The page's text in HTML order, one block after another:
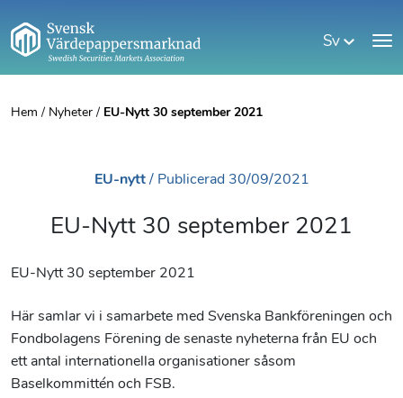
Sv
Hem / Nyheter / EU-Nytt 30 september 2021
EU-nytt / Publicerad 30/09/2021
EU-Nytt 30 september 2021
EU-Nytt 30 september 2021
Här samlar vi i samarbete med Svenska Bankföreningen och
Fondbolagens Förening de senaste nyheterna från EU och
ett antal internationella organisationer såsom
Baselkommittén och FSB.